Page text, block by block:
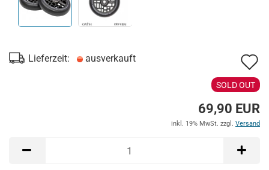
Lieferzeit: ausverkauft
SOLD OUT
69,90 EUR
inkl. 19% MwSt. zzgl. Versand